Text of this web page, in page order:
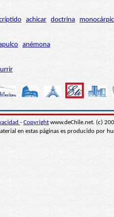
achicar doctrina
anémona
- Copyright www.deChile.net. (c)
en estas páginas es producido por